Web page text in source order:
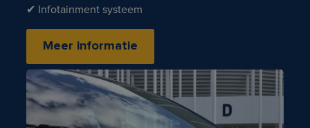
✔ Infotainment systeem
Meer informatie